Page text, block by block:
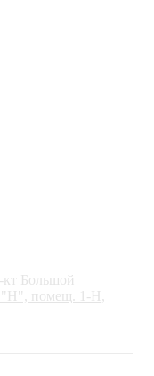
кт Большой
"Н", помещ. 1-Н,